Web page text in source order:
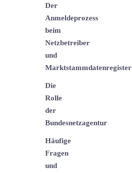
Der
Anmeldeprozess
beim
Netzbetreiber
und
Marktstammdatenregister
Die
Rolle
der
Bundesnetzagentur
Häufige
Fragen
und